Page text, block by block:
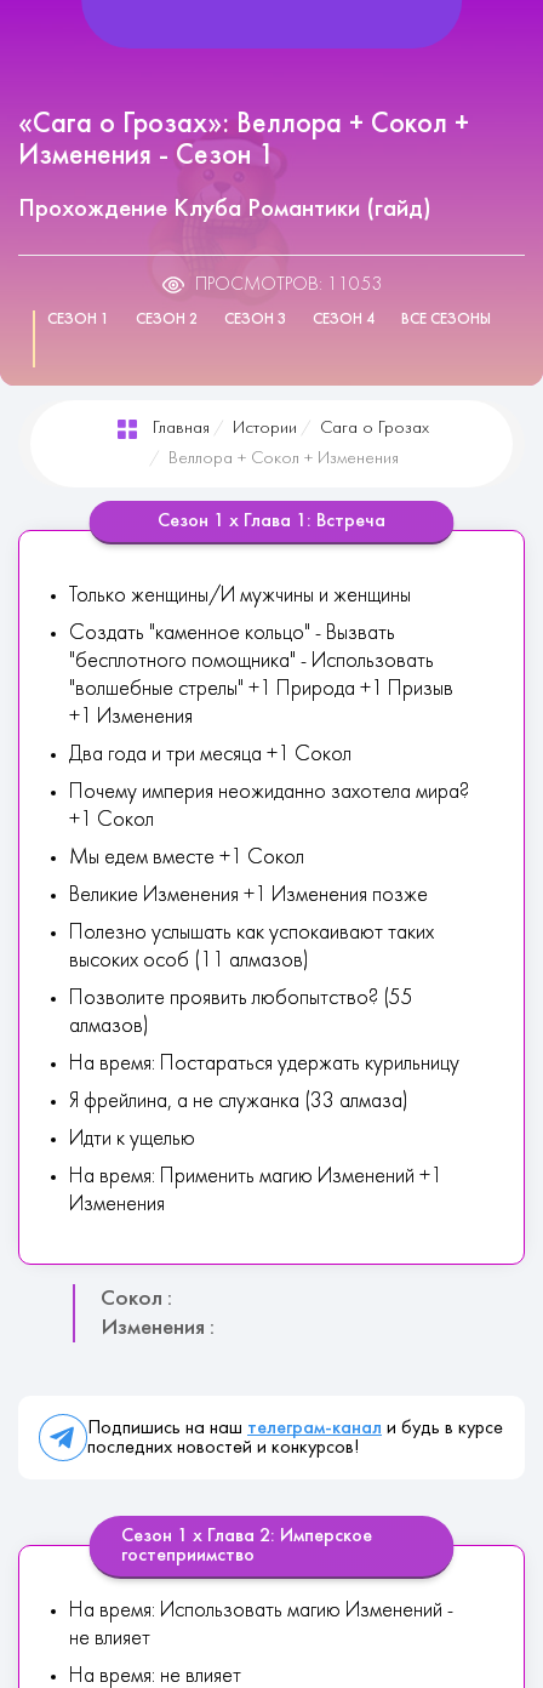
«Сага о Грозах»: Веллора + Сокол +
Изменения - Сезон 1
Прохождение Клуба Романтики (гайд)
ПРОСМОТРОВ: 11053
СЕЗОН 1 СЕЗОН 2 СЕЗОН 3 СЕЗОН 4 ВСЕ СЕЗОНЫ
Главная Истории
Сага о Грозах
Веллора + Сокол + Изменения
Сезон 1 х Глава 1: Встреча
Только женщины/И мужчины и женщины
Создать "каменное кольцо" - Вызвать
"бесплотного помощника" - Использовать
"волшебные стрелы" +1 Природа +1 Призыв
+1 Изменения
Два года и три месяца +1 Сокол
Почему империя неожиданно захотела мира?
+1 Сокол
Мы едем вместе +1 Сокол
Великие Изменения +1 Изменения позже
Полезно услышать как успокаивают таких
высоких особ (11 алмазов)
Позволите проявить любопытство? (55
алмазов)
На время: Постараться удержать курильницу
Я фрейлина, а не служанка (33 алмаза)
Идти к ущелью
На время: Применить магию Изменений +1
Изменения
Сокол :
Изменения :
Подпишись на наш телеграм-канал и будь в курсе
последних новостей и конкурсов!
Сезон 1 х Глава 2: Имперское
гостеприимство
На время: Использовать магию Изменений -
не влияет
На время: не влияет